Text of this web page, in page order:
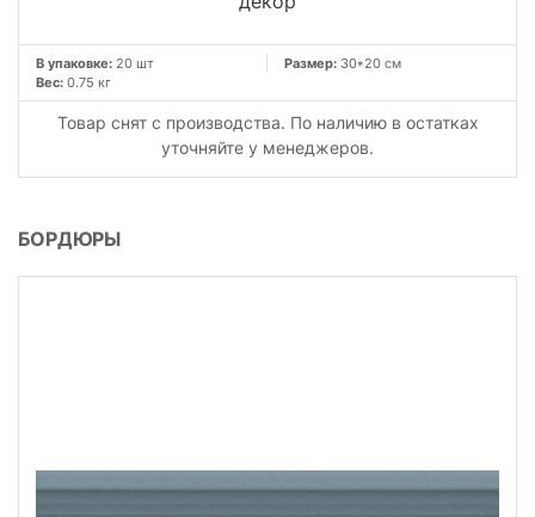
В упаковке: 20 шт Размер: 30*20 см
Вес: 0.75 кг
Товар снят с производства. По наличию в остатках
уточняйте у менеджеров.
БОРДЮРЫ